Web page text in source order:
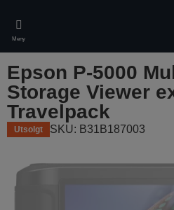
main
content
Meny
Epson P-5000
Storage Viewer
Travelpack
Utsolgt SKU: B31B187003